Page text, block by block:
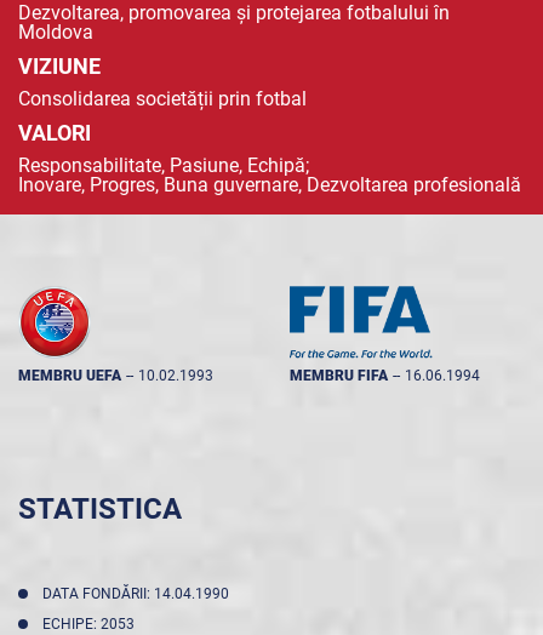
Dezvoltarea, promovarea și protejarea fotbalului în
Moldova
VIZIUNE
Consolidarea societății prin fotbal
VALORI
Responsabilitate, Pasiune, Echipă;
Inovare, Progres, Buna guvernare, Dezvoltarea profesională
MEMBRU UEFA -- 10.02.1993 MEMBRU FIFA -- 16.06.1994
STATISTICA
DATA FONDĂRII: 14.04.1990
ECHIPE: 2053